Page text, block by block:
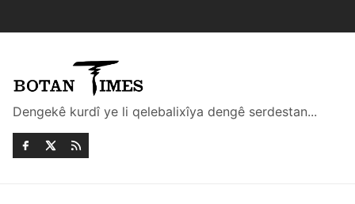
Dengekê kurdî ye li qelebalixîya dengê serdestan...